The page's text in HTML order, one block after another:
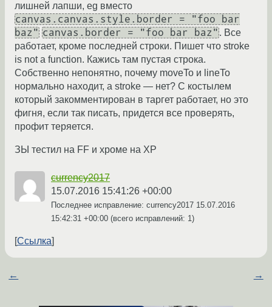
лишней лапши, eg вместо
canvas.canvas.style.border = "foo bar
baz" canvas.border = "foo bar baz" . Все
работает, кроме последней строки. Пишет что stroke
is not a function. Кажись там пустая строка.
Собственно непонятно, почему moveTo и lineTo
нормально находит, а stroke — нет? C костылем
который закомментирован в таргет работает, но это
фигня, если так писать, придется все проверять,
профит теряется.
ЗЫ тестил на FF и хроме на XP
currency2017
15.07.2016 15:41:26 +00:00
Последнее исправление: currency2017 15.07.2016
15:42:31 +00:00 (всего исправлений: 1)
Ссылка
← →